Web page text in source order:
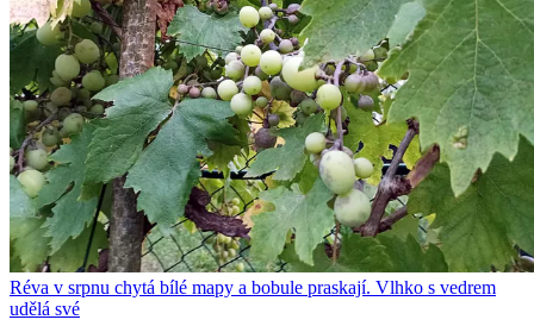
Réva v srpnu chytá bílé mapy a bobule praskají. Vlhko s vedrem
udělá své